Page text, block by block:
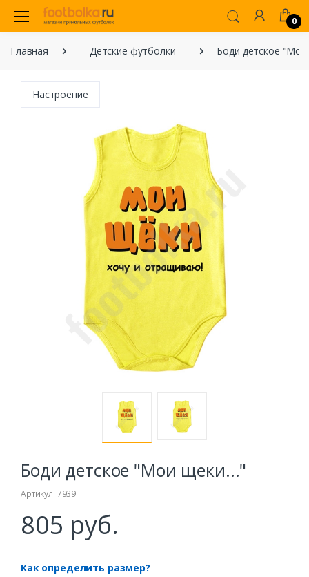
0
Главная Детские футболки Боди детское "Мои
Настроение
Боди детское "Мои щеки..."
Артикул: 7939
805 руб.
Как определить размер?